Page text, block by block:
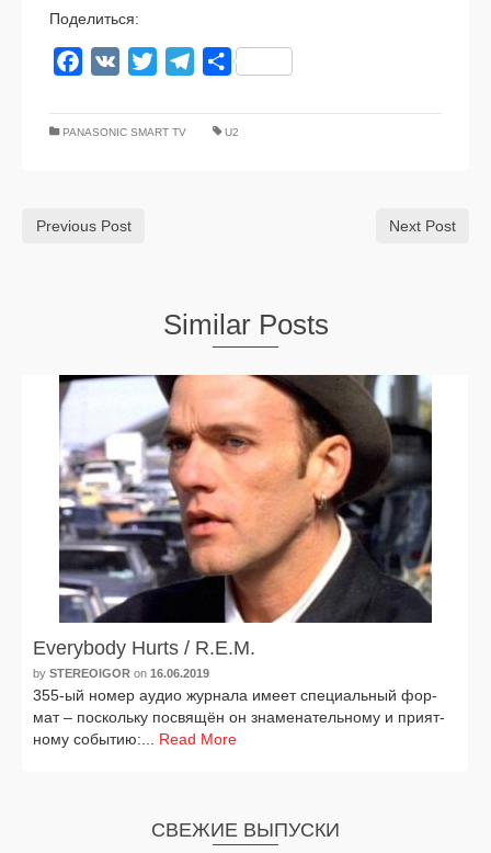
Поделиться:
Facebook
VK Twitter TelegramОтправить
PANASONIC SMART TV U2
Previous Post Next Post
Similar Posts
Everybody Hurts / R.E.M.
by STEREOIGOR on 16.06.2019
355-ый номер аудио жур­на­ла име­ет спе­ци­аль­ный фор­
мат – посколь­ку посвя­щён он зна­ме­на­тель­но­му и при­ят­
но­му собы­тию:... Read More
СВЕЖИЕ ВЫПУСКИ